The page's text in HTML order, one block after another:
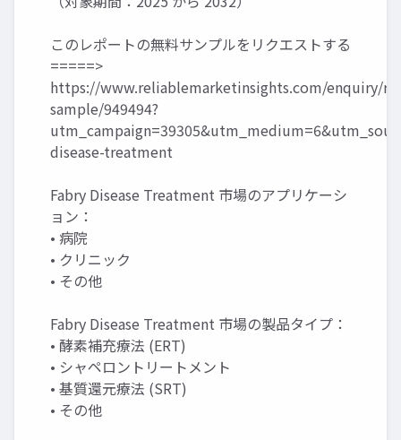
このレポートの無料サンプルをリクエストする
=====>
https://www.reliablemarketinsights.com/enquiry/
sample/949494?
disease-treatment
Fabry Disease Treatment 市場のアプリケーシ
ョン：
• 病院
• クリニック
• その他
Fabry Disease Treatment 市場の製品タイプ：
• 酵素補充療法 (ERT)
• シャペロントリートメント
• 基質還元療法 (SRT)
• その他